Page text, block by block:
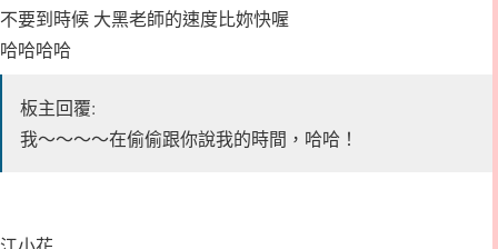
不要到時候 大黑老師的速度比妳快喔
哈哈哈哈
板主回覆:
我～～～～在偷偷跟你說我的時間，哈哈！